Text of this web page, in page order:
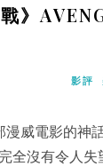
》
影評
漫威電影的
全沒有令人